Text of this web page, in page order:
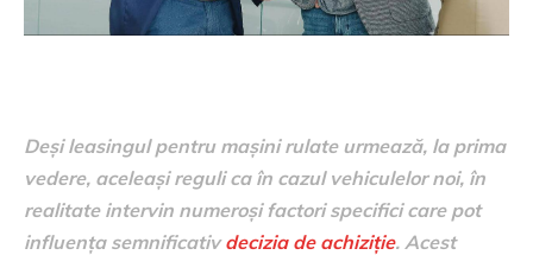
Deși leasingul pentru mașini rulate urmează, la prima
vedere, aceleași reguli ca în cazul vehiculelor noi, în
realitate intervin numeroși factori specifici care pot
influența semnificativdecizia de achiziție. Acest